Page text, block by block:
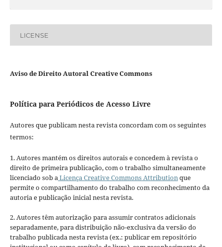
LICENSE
Aviso de Direito Autoral Creative Commons
Política para Periódicos de Acesso Livre
Autores que publicam nesta revista concordam com os seguintes
termos:
1. Autores mantém os direitos autorais e concedem à revista o
direito de primeira publicação, com o trabalho simultaneamente
licenciado sob aLicença Creative Commons Attributionque
permite o compartilhamento do trabalho com reconhecimento da
autoria e publicação inicial nesta revista.
2. Autores têm autorização para assumir contratos adicionais
separadamente, para distribuição não-exclusiva da versão do
trabalho publicada nesta revista (ex.: publicar em repositório